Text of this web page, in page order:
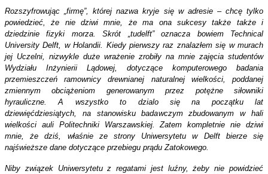
Rozszyfrowując „firmę”, której nazwa kryje się w adresie – chcę tylko
powiedzieć, że nie dziwi mnie, że ma ona sukcesy także także i
dziedzinie fizyki morza. Skrót „tudelft” oznacza bowiem Technical
University Delft, w Holandii. Kiedy pierwszy raz znalazłem się w murach
jej Uczelni, nizwykle duże wrażenie zrobiły na mnie zajęcia studentów
Wydziału Inżynierii Lądowej, dotyczące komputerowego badania
przemieszczeń ramownicy drewnianej naturalnej wielkości, poddanej
zmiennym obciążeniom generowanym przez potężne siłowniki
hyrauliczne. A wszystko to dzialo się na początku lat
dziewięćdziesiątych, na stanowisku badawczym zbudowanym w hali
wielkości auli Politechniki Warszawskiej. Zatem kompletnie nie dziwi
mnie, że dziś, właśnie ze strony Uniwersytetu w Delft bierze się
najświeższe dane dotyczące przebiegu prądu Zatokowego.
Niby związek Uniwersytetu z regatami jest luźny, żeby nie powidzieć